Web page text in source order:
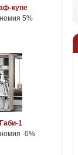
купе
5%
1
-0%